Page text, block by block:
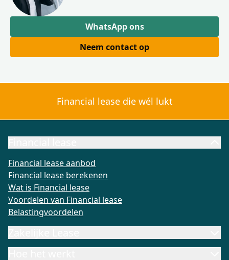
WhatsApp ons
Neem contact op
Financial lease die wél lukt
Financial lease aanbod
Financial lease berekenen
Wat is Financial lease
Voordelen van Financial lease
Belastingvoordelen